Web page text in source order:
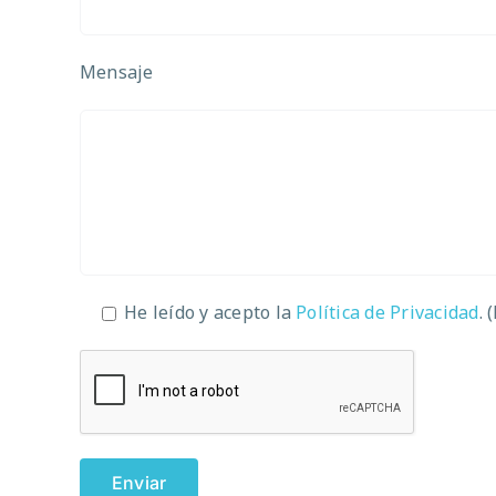
Mensaje
He leído y acepto la Política de Privacidad.